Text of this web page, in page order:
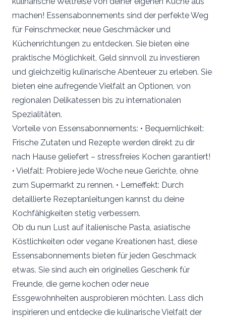
machen! Essensabonnements sind der perfekte Weg
für Feinschmecker, neue Geschmäcker und
Küchenrichtungen zu entdecken. Sie bieten eine
praktische Möglichkeit, Geld sinnvoll zu investieren
und gleichzeitig kulinarische Abenteuer zu erleben. Sie
bieten eine aufregende Vielfalt an Optionen, von
regionalen Delikatessen bis zu internationalen
Spezialitäten.
Vorteile von Essensabonnements: • Bequemlichkeit:
Frische Zutaten und Rezepte werden direkt zu dir
nach Hause geliefert – stressfreies Kochen garantiert!
• Vielfalt: Probiere jede Woche neue Gerichte, ohne
zum Supermarkt zu rennen. • Lerneffekt: Durch
detaillierte Rezeptanleitungen kannst du deine
Kochfähigkeiten stetig verbessern.
Ob du nun Lust auf italienische Pasta, asiatische
Köstlichkeiten oder vegane Kreationen hast, diese
Essensabonnements bieten für jeden Geschmack
etwas. Sie sind auch ein originelles Geschenk für
Freunde, die gerne kochen oder neue
Essgewohnheiten ausprobieren möchten. Lass dich
inspirieren und entdecke die kulinarische Vielfalt der